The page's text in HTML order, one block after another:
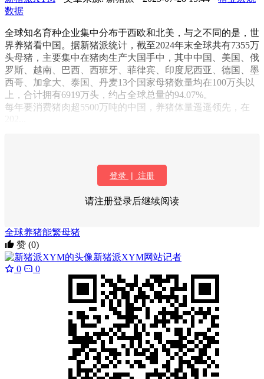
数据
全球知名育种企业集中分布于西欧和北美，与之不同的是，世
界养猪看中国。据新猪派统计，截至2024年末全球共有7355万
头母猪，主要集中在猪肉生产大国手中，其中中国、美国、俄
罗斯、越南、巴西、西班牙、菲律宾、印度尼西亚、德国、墨
西哥、加拿大、泰国、丹麦13个国家母猪数量均在100万头以
上，合计拥有6919万头，约占全球总量的94.07%。
每年要消费猪肉超5500万吨的中国，养猪体量遥遥领先，在
登录 | 注册
请注册登录后继续阅读
全球养猪能繁母猪
赞 (0)
新猪派XYM网站记者
0
0